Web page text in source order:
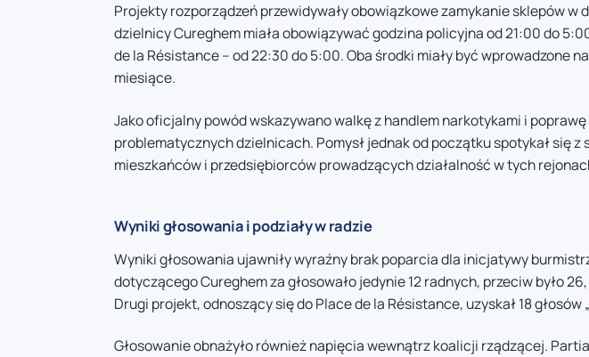
Projekty rozporządzeń przewidywały obowiązkowe zamykanie sklepów w
dzielnicy Cureghem miała obowiązywać godzina policyjna od 21:00 do
de la Résistance – od 22:30 do 5:00. Oba środki miały być wprowadzone
miesiące.
Jako oficjalny powód wskazywano walkę z handlem narkotykami i
problematycznych dzielnicach. Pomysł jednak od początku spotykał się z
mieszkańców i przedsiębiorców prowadzących działalność w tych
Wyniki głosowania i podziały w radzie
Wyniki głosowania ujawniły wyraźny brak poparcia dla inicjatywy
dotyczącego Cureghem za głosowało jedynie 12 radnych, przeciw było
Drugi projekt, odnoszący się do Place de la Résistance, uzyskał 18 głosów
Głosowanie obnażyło również napięcia wewnątrz koalicji rządzącej.